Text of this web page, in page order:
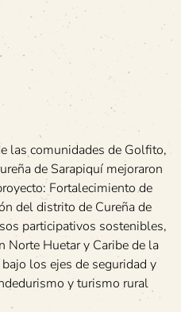
las comunidades de Golfito,
de Sarapiquí mejoraron
Fortalecimiento de
del distrito de Cureña de
participativos sostenibles,
Norte Huetar y Caribe de la
los ejes de seguridad y
y turismo rural